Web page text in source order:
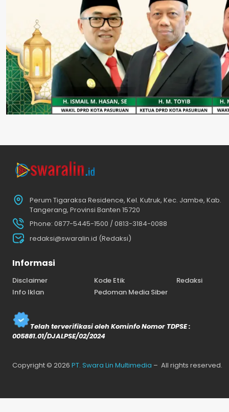
Perum Tigaraksa Residence, Kel. Kutruk, Kec. Jambe, Kab.
Tangerang, Provinsi Banten 15720
Phone: 0877-5445-1500 / 0813-3184-0088
redaksi@swaralin.id (Redaksi)
Informasi
Disclaimer Kode Etik
Redaksi
Info Iklan
Pedoman Media Siber
Telah terverifikasi oleh Kominfo Nomor TDPSE :
005881.01/DJALPSE/02/2024
Copyright © 2026 PT. Swara Lin Multimedia – All rights reserved.